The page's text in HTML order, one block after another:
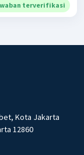
terverifikasi
Kota Jakarta
12860